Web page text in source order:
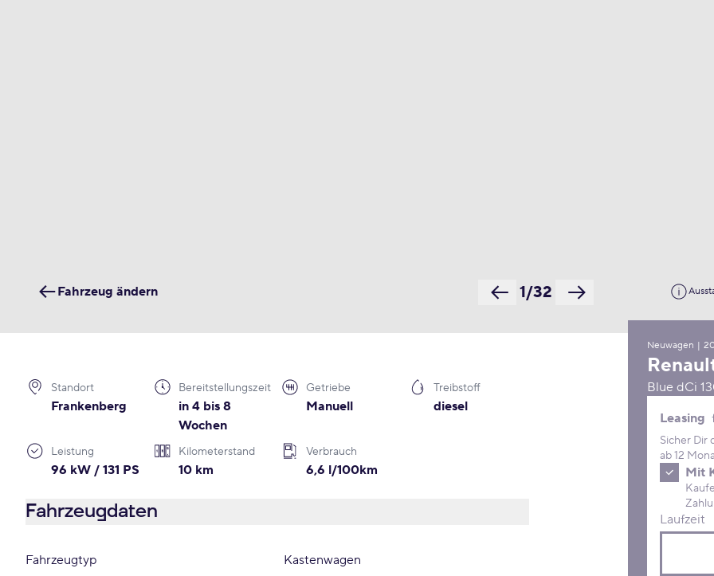
1/32
Fahrzeug ändern
Neuwagen |
Blue dCi
Leasing
Leasing
Sicher Dir
ab 12
Mit
Kaufe
Laufzeit
Standort
Frankenberg
Bereitstellungszeit
in 4 bis 8
Wochen
Getriebe
Manuell
Treibstoff
diesel
Leistung
96 kW / 131 PS
Kilometerstand
10 km
Verbrauch
6,6 l/100km
Fahrzeugdaten
Fahrzeugtyp Kastenwagen